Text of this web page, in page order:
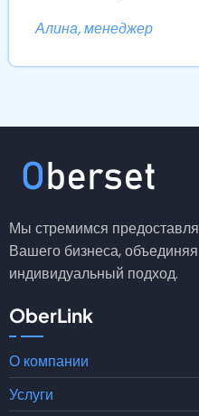
Алина, менеджер
Мы стремимся
Вашего бизнеса,
индивидуальный подход.
OberLink
О компании
Услуги